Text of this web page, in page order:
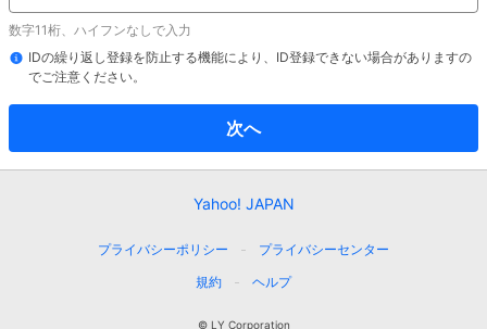
数字11桁、ハイフンなしで入力
IDの繰り返し登録を防止する機能により、ID登録できない場合がありますの
でご注意ください。
次へ
Yahoo! JAPAN
プライバシーポリシー
プライバシーセンター
規約
ヘルプ
© LY Corporation